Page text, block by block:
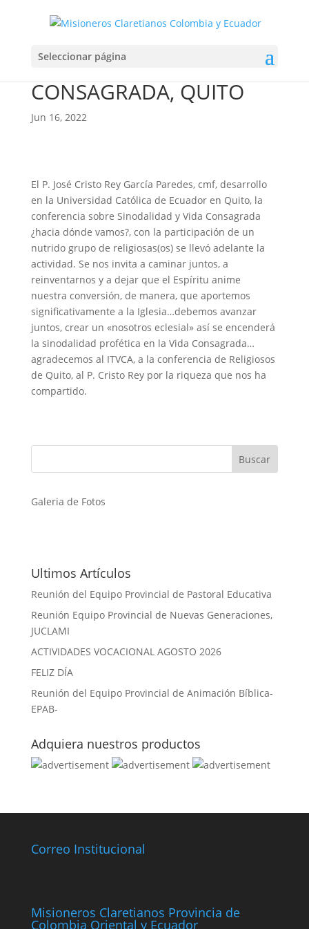
Seleccionar página
CONFERENCIA:
SINODALIDAD Y VIDA
CONSAGRADA, QUITO
Jun 16, 2022
El P. José Cristo Rey García Paredes, cmf, desarrollo
en la Universidad Católica de Ecuador en Quito, la
conferencia sobre Sinodalidad y Vida Consagrada
¿hacia dónde vamos?, con la participación de un
nutrido grupo de religiosas(os) se llevó adelante la
actividad. Se nos invita a caminar juntos, a
reinventarnos y a dejar que el Espíritu anime
nuestra conversión, de manera, que aportemos
significativamente a la Iglesia…debemos avanzar
juntos, crear un «nosotros eclesial» así se encenderá
la sinodalidad profética en la Vida Consagrada…
agradecemos al ITVCA, a la conferencia de Religiosos
de Quito, al P. Cristo Rey por la riqueza que nos ha
compartido.
Galeria de Fotos
Ultimos Artículos
Reunión del Equipo Provincial de Pastoral Educativa
Reunión Equipo Provincial de Nuevas Generaciones,
JUCLAMI
ACTIVIDADES VOCACIONAL AGOSTO 2026
FELIZ DÍA
Reunión del Equipo Provincial de Animación Bíblica-
EPAB-
Adquiera nuestros productos
Correo Institucional
Misioneros Claretianos Provincia de
Colombia Oriental y Ecuador